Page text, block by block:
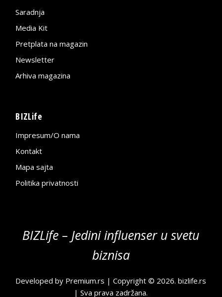
Saradnja
Media Kit
Pretplata na magazin
Newsletter
Arhiva magazina
BIZLife
Impresum/O nama
Kontakt
Mapa sajta
Politika privatnosti
BIZLife – Jedini influenser u svetu
biznisa
Developed by Premium.rs | Copyright © 2026.bizlife.rs
| Sva prava zadržana.